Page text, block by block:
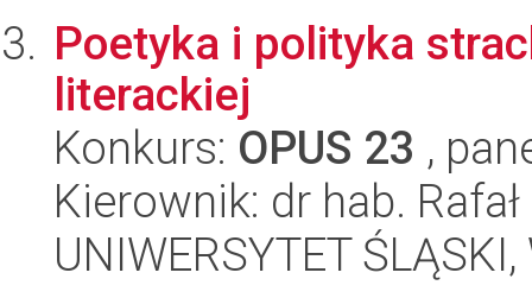
Poetyka i polityka
literackiej
Konkurs: OPUS 23 ,
Kierownik: dr hab.
UNIWERSYTET